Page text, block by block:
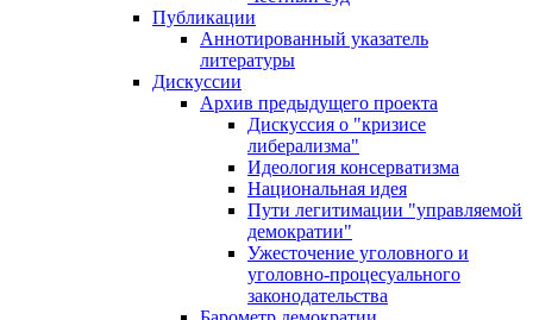
Публикации
Аннотированный указатель
литературы
Дискуссии
Архив предыдущего проекта
Дискуссия о "кризисе
либерализма"
Идеология консерватизма
Национальная идея
Пути легитимации "управляемой
демократии"
Ужесточение уголовного и
уголовно-процесуального
законодательства